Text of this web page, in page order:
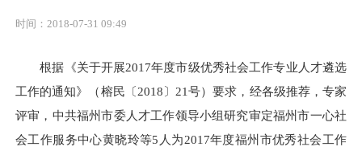
时间：2018-07-31 09:49
根据 《关于开展201 7年度市级优秀社会工作专业人才遴选
工作的通知》
（榕民 〔2018〕 21号）要求，经各级推荐，专家
评审 ，中共福州市委人才工作领导小组研究审定福州市一心社
会工作服务中心黄晓玲等5 人 为201 7年度福州市优秀社会工作